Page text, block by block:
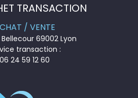
TRANSACTION
/ VENTE
Bellecour 69002 Lyon
transaction :
06 24 59 12 60